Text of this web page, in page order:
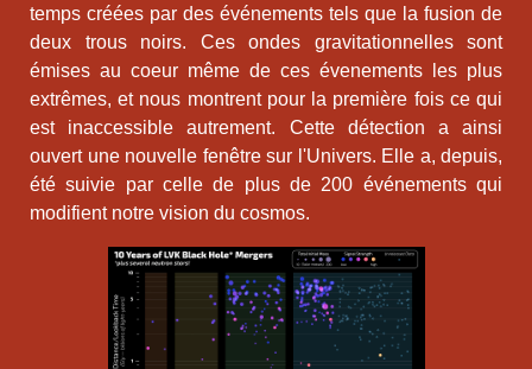
temps créées par des événements tels que la fusion de
deux trous noirs. Ces ondes gravitationnelles sont
émises au coeur même de ces évenements les plus
extrêmes, et nous montrent pour la première fois ce qui
est inaccessible autrement. Cette détection a ainsi
ouvert une nouvelle fenêtre sur l'Univers. Elle a, depuis,
été suivie par celle de plus de 200 événements qui
modifient notre vision du cosmos.